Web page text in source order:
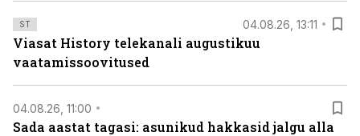
ST 04.08.26, 13:11
Viasat History telekanali augustikuu
vaatamissoovitused
04.08.26, 11:00
Sada aastat tagasi: asunikud hakkasid jalgu alla